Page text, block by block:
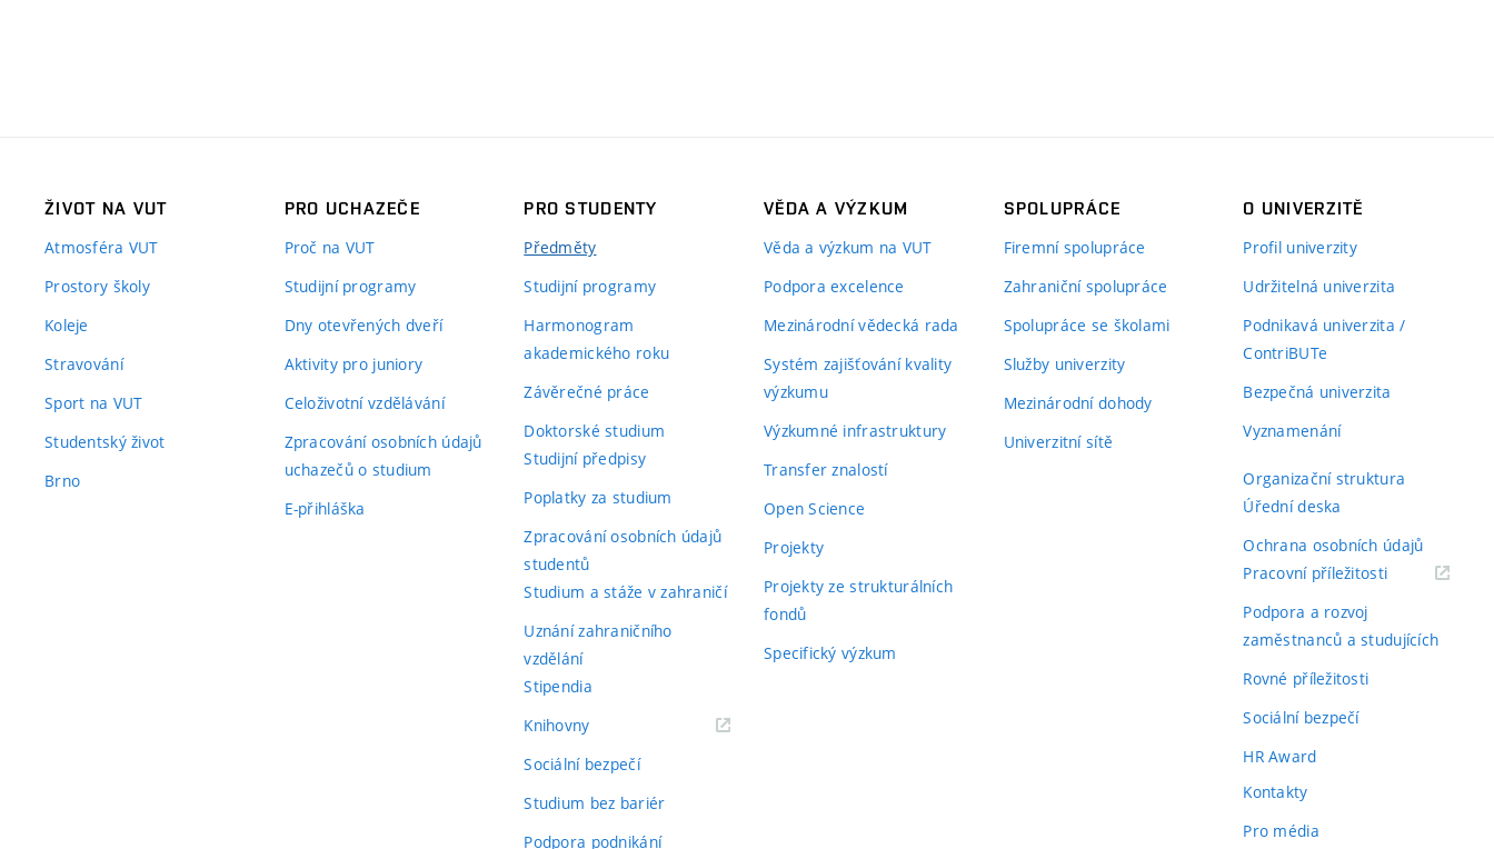
ŽIVOT NA VUT
Atmosféra VUT
Prostory školy
Koleje
Stravování
Sport na VUT
Studentský život
Brno
PRO UCHAZEČE
Proč na VUT
Studijní programy
Dny otevřených dveří
Aktivity pro juniory
Celoživotní vzdělávání
Zpracování osobních údajů
uchazečů o studium
E-přihláška
PRO STUDENTY
Předměty
Studijní programy
Harmonogram
akademického roku
Závěrečné práce
Doktorské studium
Studijní předpisy
Poplatky za studium
Zpracování osobních údajů
studentů
Studium a stáže v zahraničí
Uznání zahraničního
vzdělání
Stipendia
Knihovny(externí
Sociální bezpečí
Studium bez bariér
Podpora podnikání
VĚDA A VÝZKUM
Věda a výzkum na VUT
Podpora excelence
Mezinárodní vědecká rada
Systém zajišťování kvality
výzkumu
Výzkumné infrastruktury
Transfer znalostí
Open Science
Projekty
Projekty ze strukturálních
fondů
Specifický výzkum
SPOLUPRÁCE
Firemní spolupráce
Zahraniční spolupráce
Spolupráce se školami
Služby univerzity
Mezinárodní dohody
Univerzitní sítě
O UNIVERZITĚ
Profil univerzity
Udržitelná univerzita
Podnikavá univerzita /
ContriBUTe
Bezpečná univerzita
Vyznamenání
Organizační struktura
Úřední deska
Ochrana osobních údajů
Pracovní příležitosti(externí
Podpora a rozvoj
zaměstnanců a studujících
Rovné příležitosti
Sociální bezpečí
HR Award
Kontakty
Pro média